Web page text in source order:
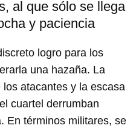
al que sólo se llega
y paciencia
logro para los
una hazaña. La
atacantes y la escasa
cuartel derrumban
En términos militares, se